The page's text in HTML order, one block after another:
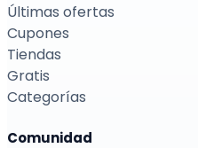
Últimas ofertas
Cupones
Tiendas
Gratis
Categorías
Comunidad